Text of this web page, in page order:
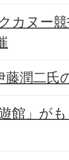
カヌー
潤二氏
館」が